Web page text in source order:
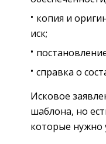
копия и
иск;
справка о
Исковое
шаблона, но
которые нужно